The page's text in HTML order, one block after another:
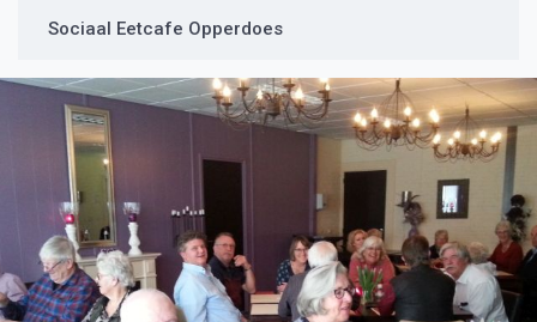
Sociaal Eetcafe Opperdoes